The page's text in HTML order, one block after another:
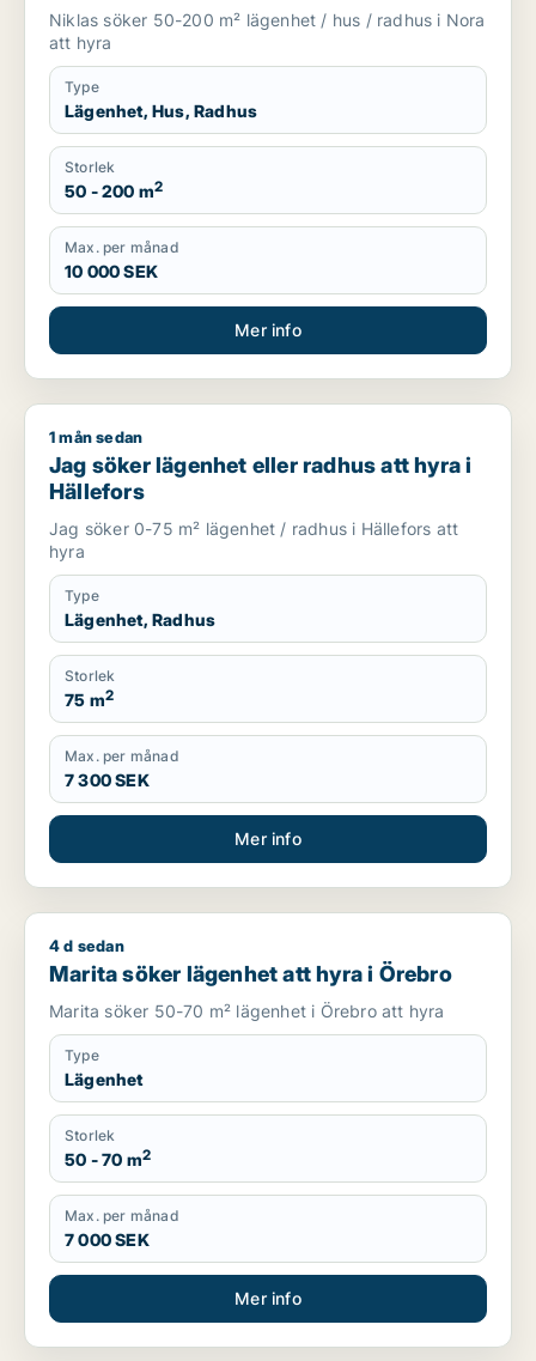
Niklas söker 50-200 m² lägenhet / hus / radhus i Nora
att hyra
Type
Lägenhet, Hus, Radhus
Storlek
50 - 200 m2
Max. per månad
10 000 SEK
Mer info
Jag söker lägenhet eller radhus att hyra i Hällefors
1 mån sedan
Jag söker lägenhet eller radhus att hyra i
Hällefors
Jag söker 0-75 m² lägenhet / radhus i Hällefors att
hyra
Type
Lägenhet, Radhus
Storlek
75 m2
Max. per månad
7 300 SEK
Mer info
Marita söker lägenhet att hyra i Örebro
4 d sedan
Marita söker lägenhet att hyra i Örebro
Marita söker 50-70 m² lägenhet i Örebro att hyra
Type
Lägenhet
Storlek
50 - 70 m2
Max. per månad
7 000 SEK
Mer info